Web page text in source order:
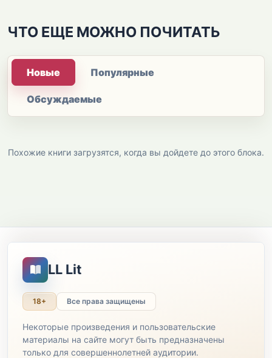
ЧТО ЕЩЕ МОЖНО ПОЧИТАТЬ
Новые Популярные
Обсуждаемые
Похожие книги загрузятся, когда вы дойдете до этого блока.
LL Lit
18+ Все права защищены
Некоторые произведения и пользовательские
материалы на сайте могут быть предназначены
только для совершеннолетней аудитории.